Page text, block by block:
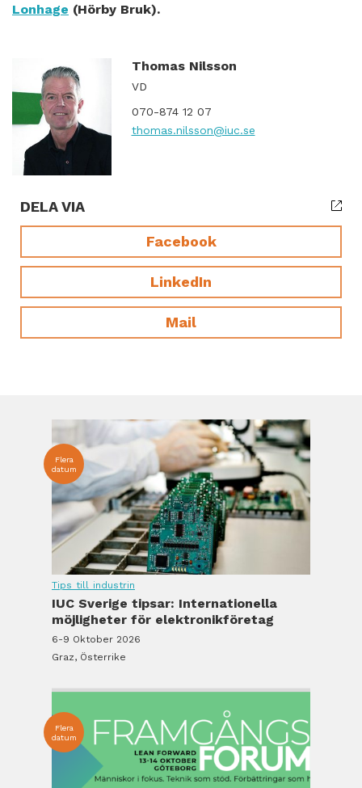
Lonhage (Hörby Bruk).
Thomas Nilsson
VD
070-874 12 07
thomas.nilsson@iuc.se
DELA VIA
Facebook
LinkedIn
Mail
Flera
datum
Tips till industrin
IUC Sverige tipsar: Internationella
möjligheter för elektronikföretag
6-9 Oktober 2026
Graz, Österrike
Flera
datum